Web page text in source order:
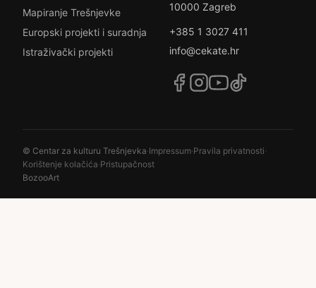
Mapiranje Trešnjevke
Europski projekti i suradnja
Istraživački projekti
10000 Zagreb
+385 1 3027 411
info@cekate.hr
© Centar za kulturu Trešnjevka·Impressum·Pravila privatnosti·
Korištenje kolačića·Pristupačnost
BozooArt